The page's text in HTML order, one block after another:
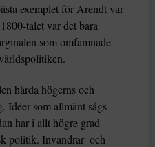
exemplet för Arendt var
talet var det bara
som omfamnade
hårda högerns och
Idéer som allmänt sågs
har i allt högre grad
politik. Invandrar- och